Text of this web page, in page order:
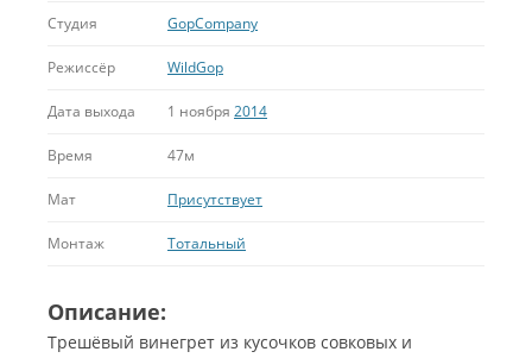
Студия GopCompany
Режиссёр WildGop
Дата выхода 1 ноября 2014
Время 47м
Мат Присутствует
Монтаж Тотальный
Описание:
Трешёвый винегрет из кусочков совковых и